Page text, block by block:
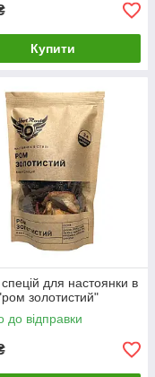
Купити
для настоянки в
золотистий"
до відправки